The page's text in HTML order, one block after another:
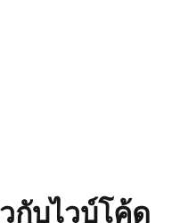
กับไวบ์โค้ด